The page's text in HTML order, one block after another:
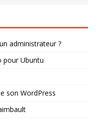
administrateur ?
pour Ubuntu
son WordPress